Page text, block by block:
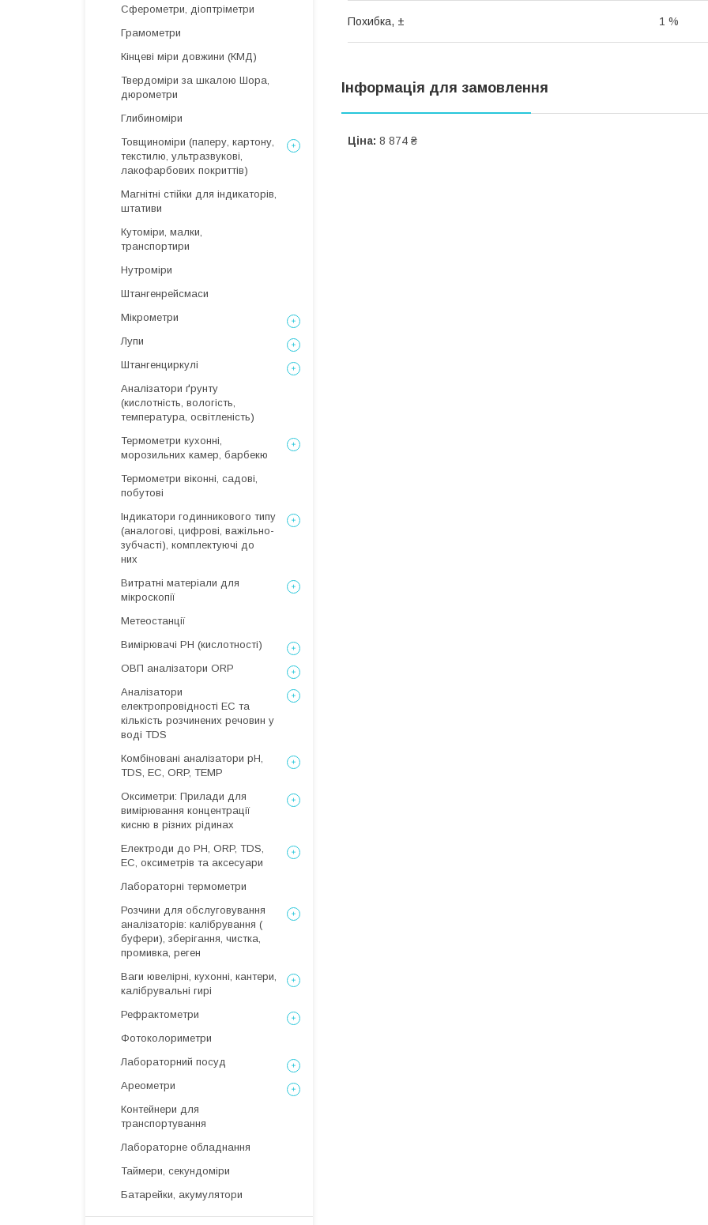
Похибка, ± 1 %
Інформація для замовлення
Ціна: 8 874 ₴
Сферометри, діоптріметри
Грамометри
Кінцеві міри довжини (КМД)
Твердоміри за шкалою Шора,
дюрометри
Глибиноміри
Товщиноміри (паперу, картону,
текстилю, ультразвукові,
лакофарбових покриттів)
Магнітні стійки для індикаторів,
штативи
Кутоміри, малки,
транспортири
Нутроміри
Штангенрейсмаси
Мікрометри
Лупи
Штангенциркулі
Аналізатори ґрунту
(кислотність, вологість,
температура, освітленість)
Термометри кухонні,
морозильних камер, барбекю
Термометри віконні, садові,
побутові
Індикатори годинникового типу
(аналогові, цифрові, важільно-
зубчасті), комплектуючі до
них
Витратні матеріали для
мікроскопії
Метеостанції
Вимірювачі РН (кислотності)
ОВП аналізатори ORP
Аналізатори
електропровідності EC та
кількість розчинених речовин у
воді TDS
Комбіновані аналізатори pH,
TDS, EC, ORP, TEMP
Оксиметри: Прилади для
вимірювання концентрації
кисню в різних рідинах
Електроди до PH, ORP, TDS,
EC, оксиметрів та аксесуари
Лабораторні термометри
Розчини для обслуговування
аналізаторів: калібрування (
буфери), зберігання, чистка,
промивка, реген
Ваги ювелірні, кухонні, кантери,
калібрувальні гирі
Рефрактометри
Фотоколориметри
Лабораторний посуд
Ареометри
Контейнери для
транспортування
Лабораторне обладнання
Таймери, секундоміри
Батарейки, акумулятори